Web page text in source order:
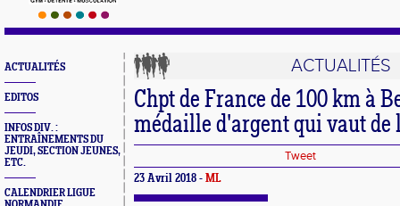
ACTUALITÉS
EDITOS
INFOS DIV. :
ENTRAÎNEMENTS DU
JEUDI, SECTION JEUNES,
ETC.
CALENDRIER LIGUE
ACTUALITÉS
Chpt de France de 100 km à
médaille d'argent qui vaut de
Tweet
23 Avril 2018 - ML